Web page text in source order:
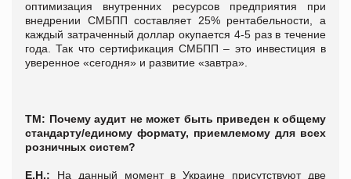
оптимизация внутренних ресурсов предприятия при
внедрении СМБПП составляет 25% рентабельности, а
каждый затраченный доллар окупается 4-5 раз в течение
года. Так что сертификация СМБПП – это инвестиция в
уверенное «сегодня» и развитие «завтра».
ТМ: Почему аудит не может быть приведен к общему
стандарту/единому формату, приемлемому для всех
розничных систем?
Е.Н.: На данный момент в Украине присутствуют две